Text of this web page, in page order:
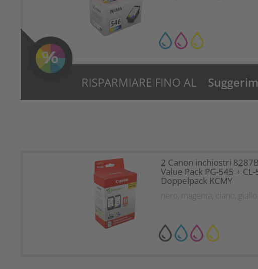
RISPARMIARE FINO AL
2 Canon inchiostri
Value Pack PG-545 +
Doppelpack KCMY
nero , magenta, ciano , giallo